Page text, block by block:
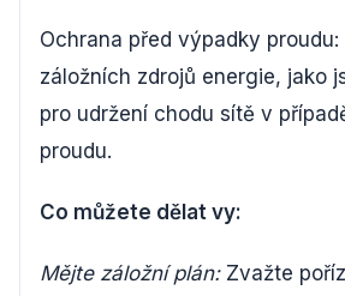
Ochrana před výpadky proudu:
záložních zdrojů energie, jako
pro udržení chodu sítě v
proudu.
Co můžete dělat vy:
Mějte záložní plán:Zvažte